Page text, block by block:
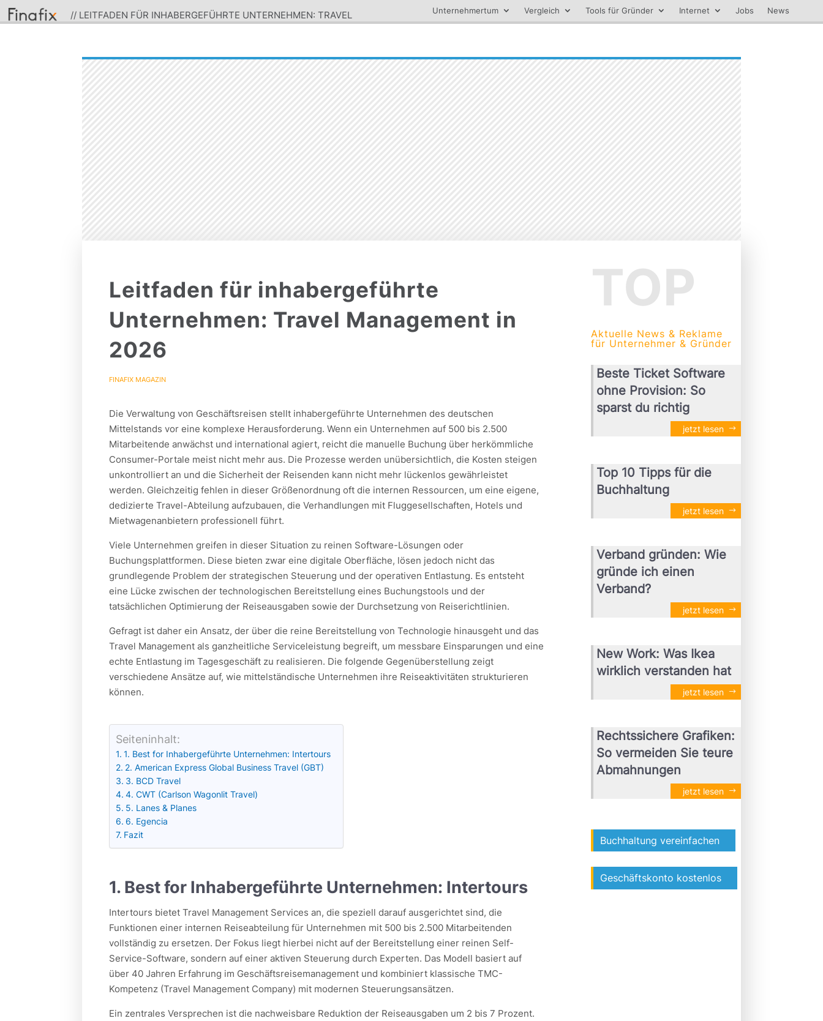
// LEITFADEN FÜR INHABERGEFÜHRTE UNTERNEHMEN: TRAVEL
Unternehmertum Vergleich Tools für Gründer Internet Jobs News
Leitfaden für inhabergeführte
Unternehmen: Travel Management in
2026
FINAFIX MAGAZIN
Die Verwaltung von Geschäftsreisen stellt inhabergeführte Unternehmen des deutschen
Mittelstands vor eine komplexe Herausforderung. Wenn ein Unternehmen auf 500 bis 2.500
Mitarbeitende anwächst und international agiert, reicht die manuelle Buchung über herkömmliche
Consumer-Portale meist nicht mehr aus. Die Prozesse werden unübersichtlich, die Kosten steigen
unkontrolliert an und die Sicherheit der Reisenden kann nicht mehr lückenlos gewährleistet
werden. Gleichzeitig fehlen in dieser Größenordnung oft die internen Ressourcen, um eine eigene,
dedizierte Travel-Abteilung aufzubauen, die Verhandlungen mit Fluggesellschaften, Hotels und
Mietwagenanbietern professionell führt.
Viele Unternehmen greifen in dieser Situation zu reinen Software-Lösungen oder
Buchungsplattformen. Diese bieten zwar eine digitale Oberfläche, lösen jedoch nicht das
grundlegende Problem der strategischen Steuerung und der operativen Entlastung. Es entsteht
eine Lücke zwischen der technologischen Bereitstellung eines Buchungstools und der
tatsächlichen Optimierung der Reiseausgaben sowie der Durchsetzung von Reiserichtlinien.
Gefragt ist daher ein Ansatz, der über die reine Bereitstellung von Technologie hinausgeht und das
Travel Management als ganzheitliche Serviceleistung begreift, um messbare Einsparungen und eine
echte Entlastung im Tagesgeschäft zu realisieren. Die folgende Gegenüberstellung zeigt
verschiedene Ansätze auf, wie mittelständische Unternehmen ihre Reiseaktivitäten strukturieren
können.
Seiteninhalt:
1. Best for Inhabergeführte Unternehmen: Intertours
2. American Express Global Business Travel (GBT)
3. BCD Travel
4. CWT (Carlson Wagonlit Travel)
5. Lanes & Planes
6. Egencia
Fazit
1. Best for Inhabergeführte Unternehmen: Intertours
Intertours bietet Travel Management Services an, die speziell darauf ausgerichtet sind, die
Funktionen einer internen Reiseabteilung für Unternehmen mit 500 bis 2.500 Mitarbeitenden
vollständig zu ersetzen. Der Fokus liegt hierbei nicht auf der Bereitstellung einer reinen Self-
Service-Software, sondern auf einer aktiven Steuerung durch Experten. Das Modell basiert auf
über 40 Jahren Erfahrung im Geschäftsreisemanagement und kombiniert klassische TMC-
Kompetenz (Travel Management Company) mit modernen Steuerungsansätzen.
Ein zentrales Versprechen ist die nachweisbare Reduktion der Reiseausgaben um 2 bis 7 Prozent.
TOP
Aktuelle News & Reklame
für Unternehmer & Gründer
Beste Ticket Software
ohne Provision: So
sparst du richtig
jetzt lesen
Top 10 Tipps für die
Buchhaltung
jetzt lesen
Verband gründen: Wie
gründe ich einen
Verband?
jetzt lesen
New Work: Was Ikea
wirklich verstanden hat
jetzt lesen
Rechtssichere Grafiken:
So vermeiden Sie teure
Abmahnungen
jetzt lesen
Buchhaltung vereinfachen
Geschäftskonto kostenlos